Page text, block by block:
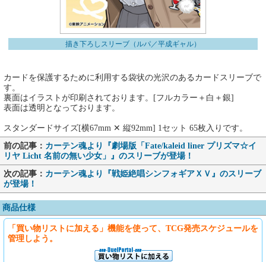
描き下ろしスリーブ（ルパ／平成ギャル）
カードを保護するために利用する袋状の光沢のあるカードスリーブで
す。
裏面はイラストが印刷されております。[フルカラー＋白＋銀]
表面は透明となっております。
スタンダードサイズ[横67mm ✕ 縦92mm] 1セット 65枚入りです。
前の記事： カーテン魂より『劇場版「Fate/kaleid liner プリズマ☆イ
リヤ Licht 名前の無い少女」』のスリーブが登場！
次の記事： カーテン魂より『戦姫絶唱シンフォギアＸＶ』のスリーブ
が登場！
商品仕様
「買い物リストに加える」機能を使って、TCG発売スケジュールを
管理しよう。